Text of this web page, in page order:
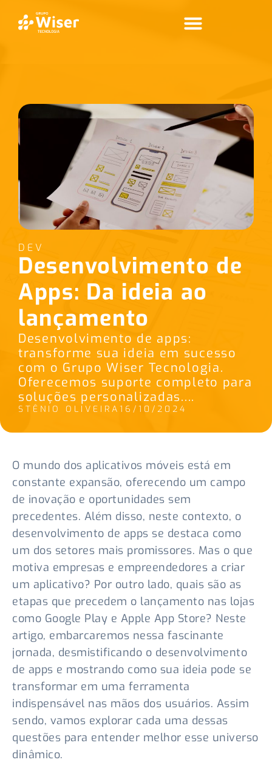
DEV
Desenvolvimento de
Apps: Da ideia ao
lançamento
Desenvolvimento de apps:
transforme sua ideia em sucesso
com o Grupo Wiser Tecnologia.
Oferecemos suporte completo para
soluções personalizadas....
STÊNIO OLIVEIRA 16/10/2024
O mundo dos aplicativos móveis está em
constante expansão, oferecendo um campo
de inovação e oportunidades sem
precedentes. Além disso, neste contexto, o
desenvolvimento de apps se destaca como
um dos setores mais promissores. Mas o que
motiva empresas e empreendedores a criar
um aplicativo? Por outro lado, quais são as
etapas que precedem o lançamento nas lojas
como Google Play e Apple App Store? Neste
artigo, embarcaremos nessa fascinante
jornada, desmistificando o desenvolvimento
de apps e mostrando como sua ideia pode se
transformar em uma ferramenta
indispensável nas mãos dos usuários. Assim
sendo, vamos explorar cada uma dessas
questões para entender melhor esse universo
dinâmico.